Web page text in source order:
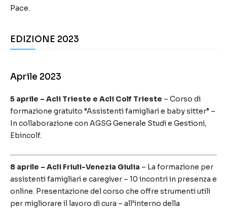
Pace.
EDIZIONE 2023
Aprile 2023
5 aprile – Acli Trieste e Acli Colf Trieste – Corso di
formazione gratuito “Assistenti famigliari e baby sitter” –
In collaborazione con AGSG Generale Studi e Gestioni,
Ebincolf.
8 aprile – Acli Friuli-Venezia Giulia – La formazione per
assistenti famigliari e caregiver – 10 incontri in presenza e
online. Presentazione del corso che offre strumenti utili
per migliorare il lavoro di cura – all’interno della